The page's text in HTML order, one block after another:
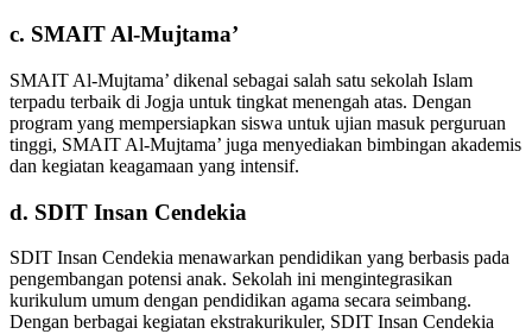
c. SMAIT Al-Mujtama’
SMAIT Al-Mujtama’ dikenal sebagai salah satu sekolah Islam
terpadu terbaik di Jogja untuk tingkat menengah atas. Dengan
program yang mempersiapkan siswa untuk ujian masuk perguruan
tinggi, SMAIT Al-Mujtama’ juga menyediakan bimbingan akademis
dan kegiatan keagamaan yang intensif.
d. SDIT Insan Cendekia
SDIT Insan Cendekia menawarkan pendidikan yang berbasis pada
pengembangan potensi anak. Sekolah ini mengintegrasikan
kurikulum umum dengan pendidikan agama secara seimbang.
Dengan berbagai kegiatan ekstrakurikuler, SDIT Insan Cendekia